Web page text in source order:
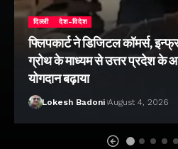
दिल्ली देश-विदेश
फ्लिपकार्ट ने डिजिटल कॉमर्स,
ग्रोथ के माध्यम से उत्तर प्रदेश के
योगदान बढ़ाया
Lokesh Badoni August 4, 2026